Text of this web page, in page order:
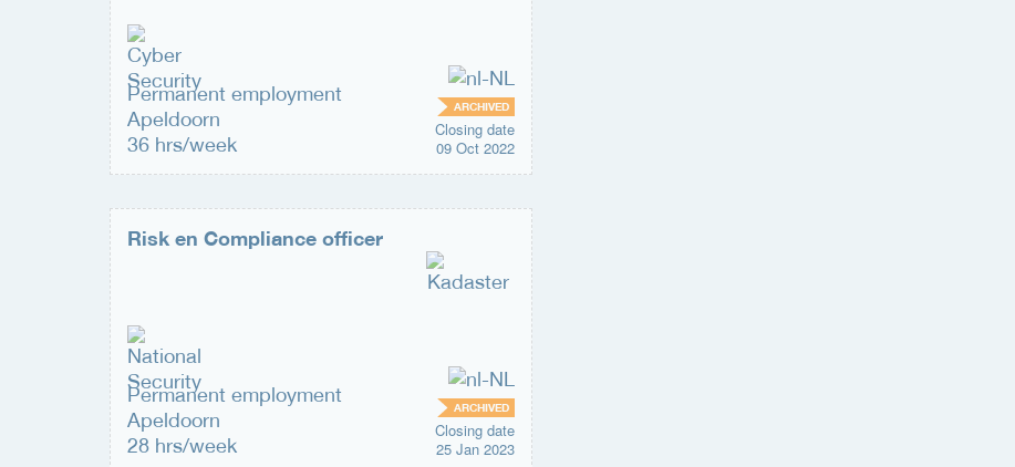
Permanent employment
Apeldoorn
36 hrs/week
ARCHIVED
Closing date
09 Oct 2022
Risk en Compliance officer
Permanent employment
Apeldoorn
28 hrs/week
ARCHIVED
Closing date
25 Jan 2023